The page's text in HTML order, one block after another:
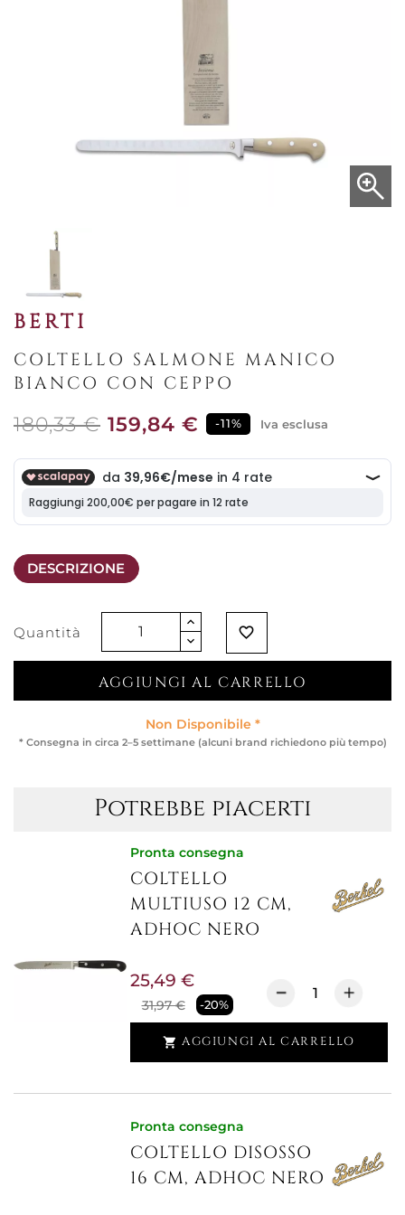
BERTI
COLTELLO SALMONE MANICO
BIANCO CON CEPPO
180,33 € 159,84 € -11% Iva esclusa
DESCRIZIONE
Quantità favorite_border
AGGIUNGI AL CARRELLO
Non Disponibile *
* Consegna in circa 2–5 settimane (alcuni brand richiedono più tempo)
Potrebbe piacerti
Pronta consegna
COLTELLO
MULTIUSO 12 CM,
ADHOC NERO
31,97 € -20%
25,49 €
 AGGIUNGI AL CARRELLO
Pronta consegna
COLTELLO DISOSSO
16 CM, ADHOC NERO